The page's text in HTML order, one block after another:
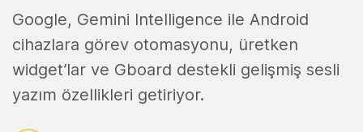
Google, Gemini Intelligence ile Android
cihazlara görev otomasyonu, üretken
widget’lar ve Gboard destekli gelişmiş sesli
yazım özellikleri getiriyor.